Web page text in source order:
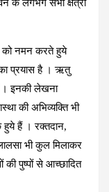
के लगभग सभी क्षेत्रों
को नमन करते हुये
का प्रयास है । ऋतु
। इनकी लेखना
की अभिव्यक्ति भी
हुये हैं । रक्तदान,
भी कुल मिलाकर
की पुष्पों से आच्छादित